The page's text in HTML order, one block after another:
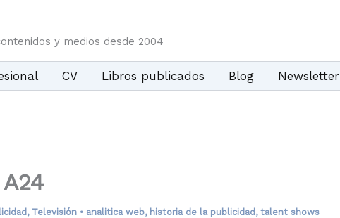
y medios desde 2004
CV Libros publicados Blog Newsletter
, Televisión• analitica web, historia de la publicidad, talent shows